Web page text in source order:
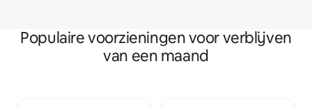
Populaire voorzieningen voor verblijven
van een maand